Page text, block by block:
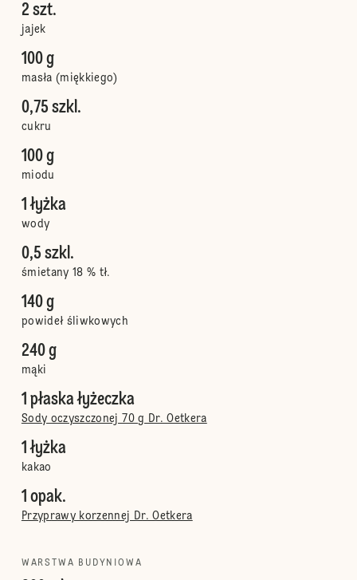
2 szt.
jajek
100 g
masła (miękkiego)
0,75 szkl.
cukru
100 g
miodu
1 łyżka
wody
0,5 szkl.
śmietany 18 % tł.
140 g
powideł śliwkowych
240 g
mąki
1 płaska łyżeczka
Sody oczyszczonej 70 g Dr. Oetkera
1 łyżka
kakao
1 opak.
Przyprawy korzennej Dr. Oetkera
WARSTWA BUDYNIOWA